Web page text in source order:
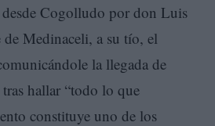
desde Cogolludo por don Luis
Medinaceli, a su tío, el
la llegada de
hallar “todo lo que
constituye uno de los